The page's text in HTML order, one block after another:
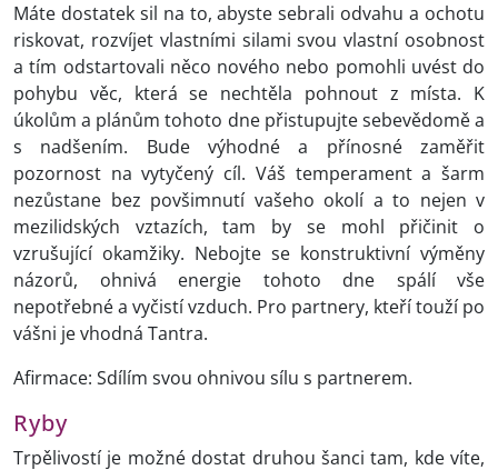
Máte dostatek sil na to, abyste sebrali odvahu a ochotu
riskovat, rozvíjet vlastními silami svou vlastní osobnost
a tím odstartovali něco nového nebo pomohli uvést do
pohybu věc, která se nechtěla pohnout z místa. K
úkolům a plánům tohoto dne přistupujte sebevědomě a
s nadšením. Bude výhodné a přínosné zaměřit
pozornost na vytyčený cíl. Váš temperament a šarm
nezůstane bez povšimnutí vašeho okolí a to nejen v
mezilidských vztazích, tam by se mohl přičinit o
vzrušující okamžiky. Nebojte se konstruktivní výměny
názorů, ohnivá energie tohoto dne spálí vše
nepotřebné a vyčistí vzduch. Pro partnery, kteří touží po
vášni je vhodná Tantra.
Afirmace: Sdílím svou ohnivou sílu s partnerem.
Ryby
Trpělivostí je možné dostat druhou šanci tam, kde víte,